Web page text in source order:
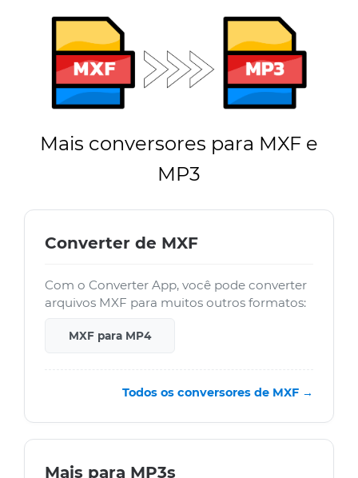
Mais conversores para MXF e
MP3
Converter de MXF
Com o Converter App, você pode converter
arquivos MXF para muitos outros formatos:
MXF para MP4
Todos os conversores de MXF →
Mais para MP3s